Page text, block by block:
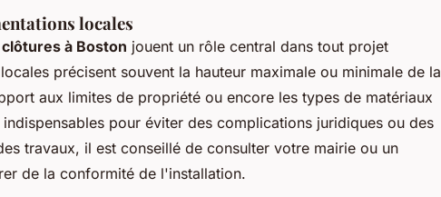
locales
à Boston jouent un rôle central dans tout projet
précisent souvent la hauteur maximale ou minimale de la
aux limites de propriété ou encore les types de matériaux
pour éviter des complications juridiques ou des
travaux, il est conseillé de consulter votre mairie ou un
de la conformité de l'installation.